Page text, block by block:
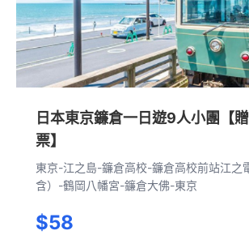
日本東京鐮倉一日遊9人小團【
票】
東京-江之島-鐮倉高校-鐮倉高校前站江之
含）-鶴岡八幡宮-鐮倉大佛-東京
$58